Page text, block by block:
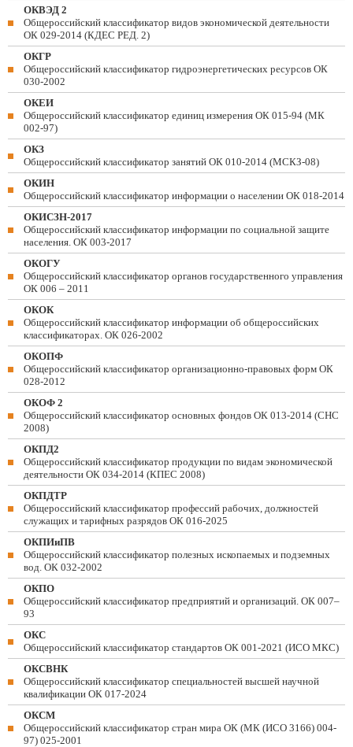
ОКВЭД 2
Общероссийский классификатор видов экономической деятельности
ОК 029-2014 (КДЕС РЕД. 2)
ОКГР
Общероссийский классификатор гидроэнергетических ресурсов ОК
030-2002
ОКЕИ
Общероссийский классификатор единиц измерения ОК 015-94 (МК
002-97)
ОКЗ
Общероссийский классификатор занятий ОК 010-2014 (МСКЗ-08)
ОКИН
Общероссийский классификатор информации о населении ОК 018-2014
ОКИСЗН-2017
Общероссийский классификатор информации по социальной защите
населения. ОК 003-2017
ОКОГУ
Общероссийский классификатор органов государственного управления
ОК 006 – 2011
ОКОК
Общероссийский классификатор информации об общероссийских
классификаторах. ОК 026-2002
ОКОПФ
Общероссийский классификатор организационно-правовых форм ОК
028-2012
ОКОФ 2
Общероссийский классификатор основных фондов ОК 013-2014 (СНС
2008)
ОКПД2
Общероссийский классификатор продукции по видам экономической
деятельности ОК 034-2014 (КПЕС 2008)
ОКПДТР
Общероссийский классификатор профессий рабочих, должностей
служащих и тарифных разрядов ОК 016-2025
ОКПИиПВ
Общероссийский классификатор полезных ископаемых и подземных
вод. ОК 032-2002
ОКПО
Общероссийский классификатор предприятий и организаций. ОК 007–
93
ОКС
Общероссийский классификатор стандартов ОК 001-2021 (ИСО МКС)
ОКСВНК
Общероссийский классификатор специальностей высшей научной
квалификации ОК 017-2024
ОКСМ
Общероссийский классификатор стран мира ОК (МК (ИСО 3166) 004-
97) 025-2001